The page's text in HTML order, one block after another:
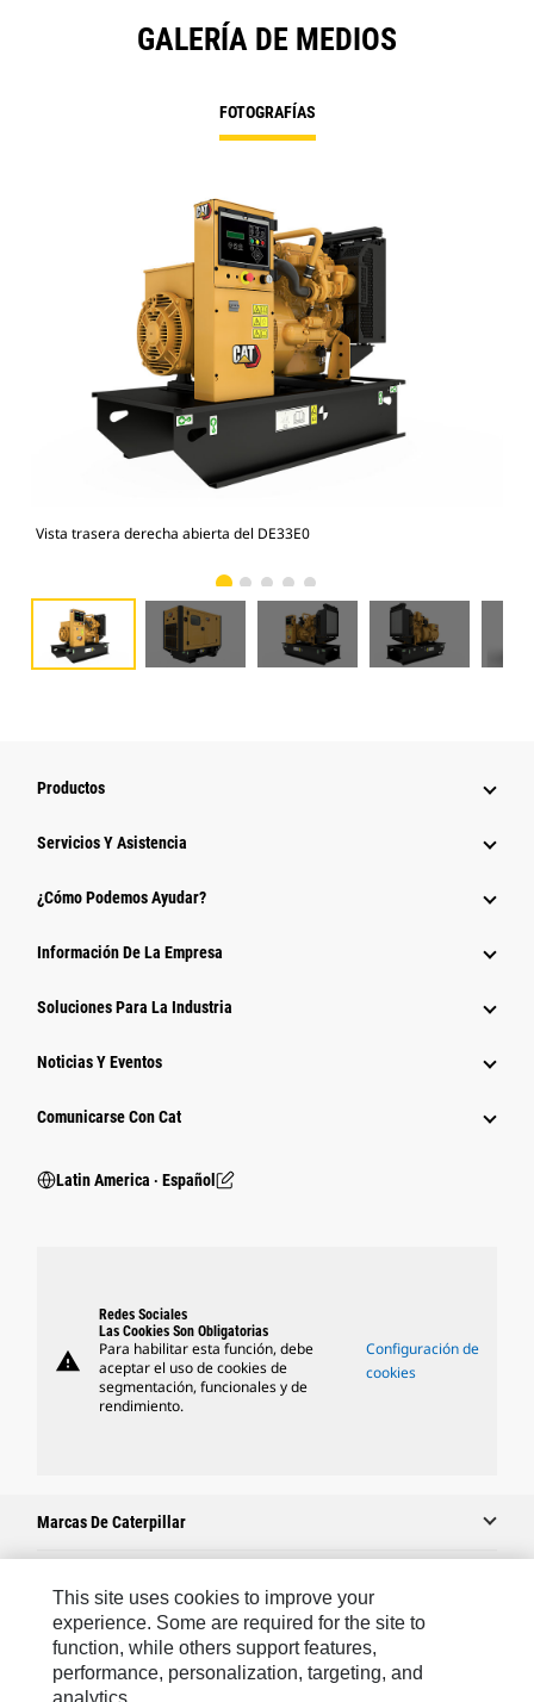
GALERÍA DE MEDIOS
FOTOGRAFÍAS
Vista trasera derecha abierta del DE33E0
Productos
Servicios Y Asistencia
¿Cómo Podemos Ayudar?
Información De La Empresa
Soluciones Para La Industria
Noticias Y Eventos
Comunicarse Con Cat
Latin America ‧ Español
warning
Redes Sociales
Las Cookies Son Obligatorias
Para habilitar esta función, debe
aceptar el uso de cookies de
segmentación, funcionales y de
rendimiento.
Configuración de
cookies
Marcas De Caterpillar
Caterpillar.com
Comuníquese Con Caterpillar
Mis Preferencias De Marketing
This site uses cookies to improve your
experience. Some are required for the site to
function, while others support features,
performance, personalization, targeting, and
analytics.